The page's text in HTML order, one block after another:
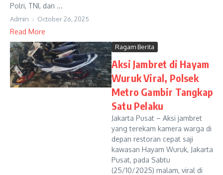
Polri, TNI, dan ...
Admin October 26, 2025
Read More
Ragam Berita
Aksi Jambret di Hayam
Wuruk Viral, Polsek
Metro Gambir Tangkap
Satu Pelaku
Jakarta Pusat – Aksi jambret
yang terekam kamera warga di
depan restoran cepat saji
kawasan Hayam Wuruk, Jakarta
Pusat, pada Sabtu
(25/10/2025) malam, viral di